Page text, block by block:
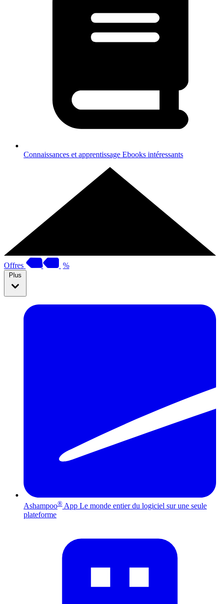
Connaissances et apprentissage Ebooks intéressants
Offres %
Plus
Ashampoo® App Le monde entier du logiciel sur une seule
plateforme